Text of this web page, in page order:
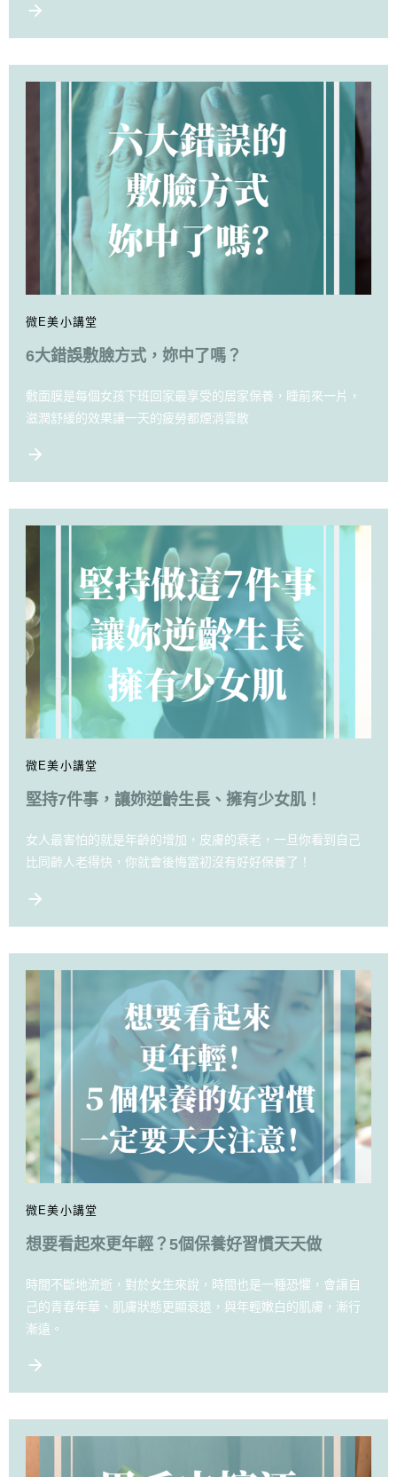
微E美小講堂
6大錯誤敷臉方式，妳中了嗎？
敷面膜是每個女孩下班回家最享受的居家保養，睡前來一片，
滋潤舒緩的效果讓一天的疲勞都煙消雲散
微E美小講堂
堅持7件事，讓妳逆齡生長、擁有少女肌！
女人最害怕的就是年齡的增加，皮膚的衰老，一旦你看到自己
比同齡人老得快，你就會後悔當初沒有好好保養了！
微E美小講堂
想要看起來更年輕？5個保養好習慣天天做
時間不斷地流逝，對於女生來說，時間也是一種恐懼，會讓自
己的青春年華、肌膚狀態更顯衰退，與年輕嫩白的肌膚，漸行
漸遠。